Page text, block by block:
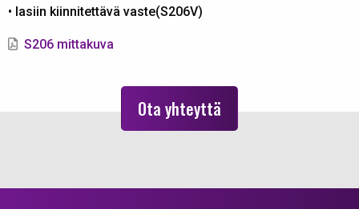
• lasiin kiinnitettävä vaste(S206V)
S206 mittakuva
Ota yhteyttä